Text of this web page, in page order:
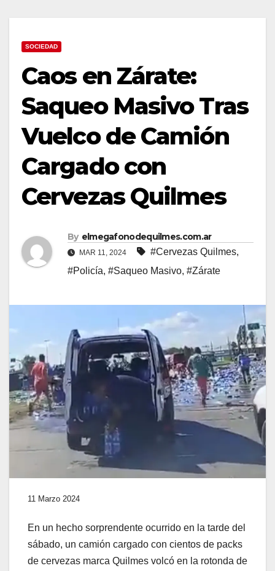
SOCIEDAD
Caos en Zárate:
Saqueo Masivo Tras
Vuelco de Camión
Cargado con
Cervezas Quilmes
By elmegafonodequilmes.com.ar
MAR 11, 2024 #Cervezas Quilmes,
#Policía, #Saqueo Masivo, #Zárate
11 Marzo 2024
En un hecho sorprendente ocurrido en la tarde del
sábado, un camión cargado con cientos de packs
de cervezas marca Quilmes volcó en la rotonda de